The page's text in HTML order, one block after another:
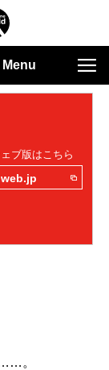
Menu
ブ版はこちら
。